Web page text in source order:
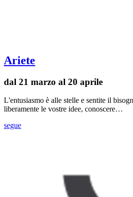
Ariete
dal 21 marzo al 20 aprile
L'entusiasmo è alle stelle e sentite il
liberamente le vostre idee, conoscere…
segue